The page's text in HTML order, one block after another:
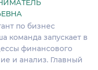
по бизнес
команда запускает в
финансового
и анализ. Главный